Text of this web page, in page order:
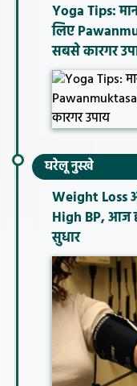
Yoga Tips:
लिए
सबसे कारगर
घरेलू नुस्खे
Weight Loss
High BP, आज
सुधार